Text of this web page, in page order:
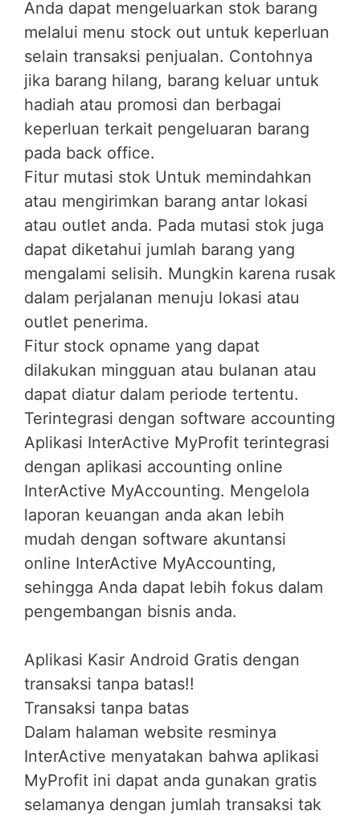
Anda dapat mengeluarkan stok barang
melalui menu stock out untuk keperluan
selain transaksi penjualan. Contohnya
jika barang hilang, barang keluar untuk
hadiah atau promosi dan berbagai
keperluan terkait pengeluaran barang
pada back office.
Fitur mutasi stok Untuk memindahkan
atau mengirimkan barang antar lokasi
atau outlet anda. Pada mutasi stok juga
dapat diketahui jumlah barang yang
mengalami selisih. Mungkin karena rusak
dalam perjalanan menuju lokasi atau
outlet penerima.
Fitur stock opname yang dapat
dilakukan mingguan atau bulanan atau
dapat diatur dalam periode tertentu.
Terintegrasi dengan software accounting
Aplikasi InterActive MyProfit terintegrasi
dengan aplikasi accounting online
InterActive MyAccounting. Mengelola
laporan keuangan anda akan lebih
mudah dengan software akuntansi
online InterActive MyAccounting,
sehingga Anda dapat lebih fokus dalam
pengembangan bisnis anda.
Aplikasi Kasir Android Gratis dengan
transaksi tanpa batas!!
Transaksi tanpa batas
Dalam halaman website resminya
InterActive menyatakan bahwa aplikasi
MyProfit ini dapat anda gunakan gratis
selamanya dengan jumlah transaksi tak